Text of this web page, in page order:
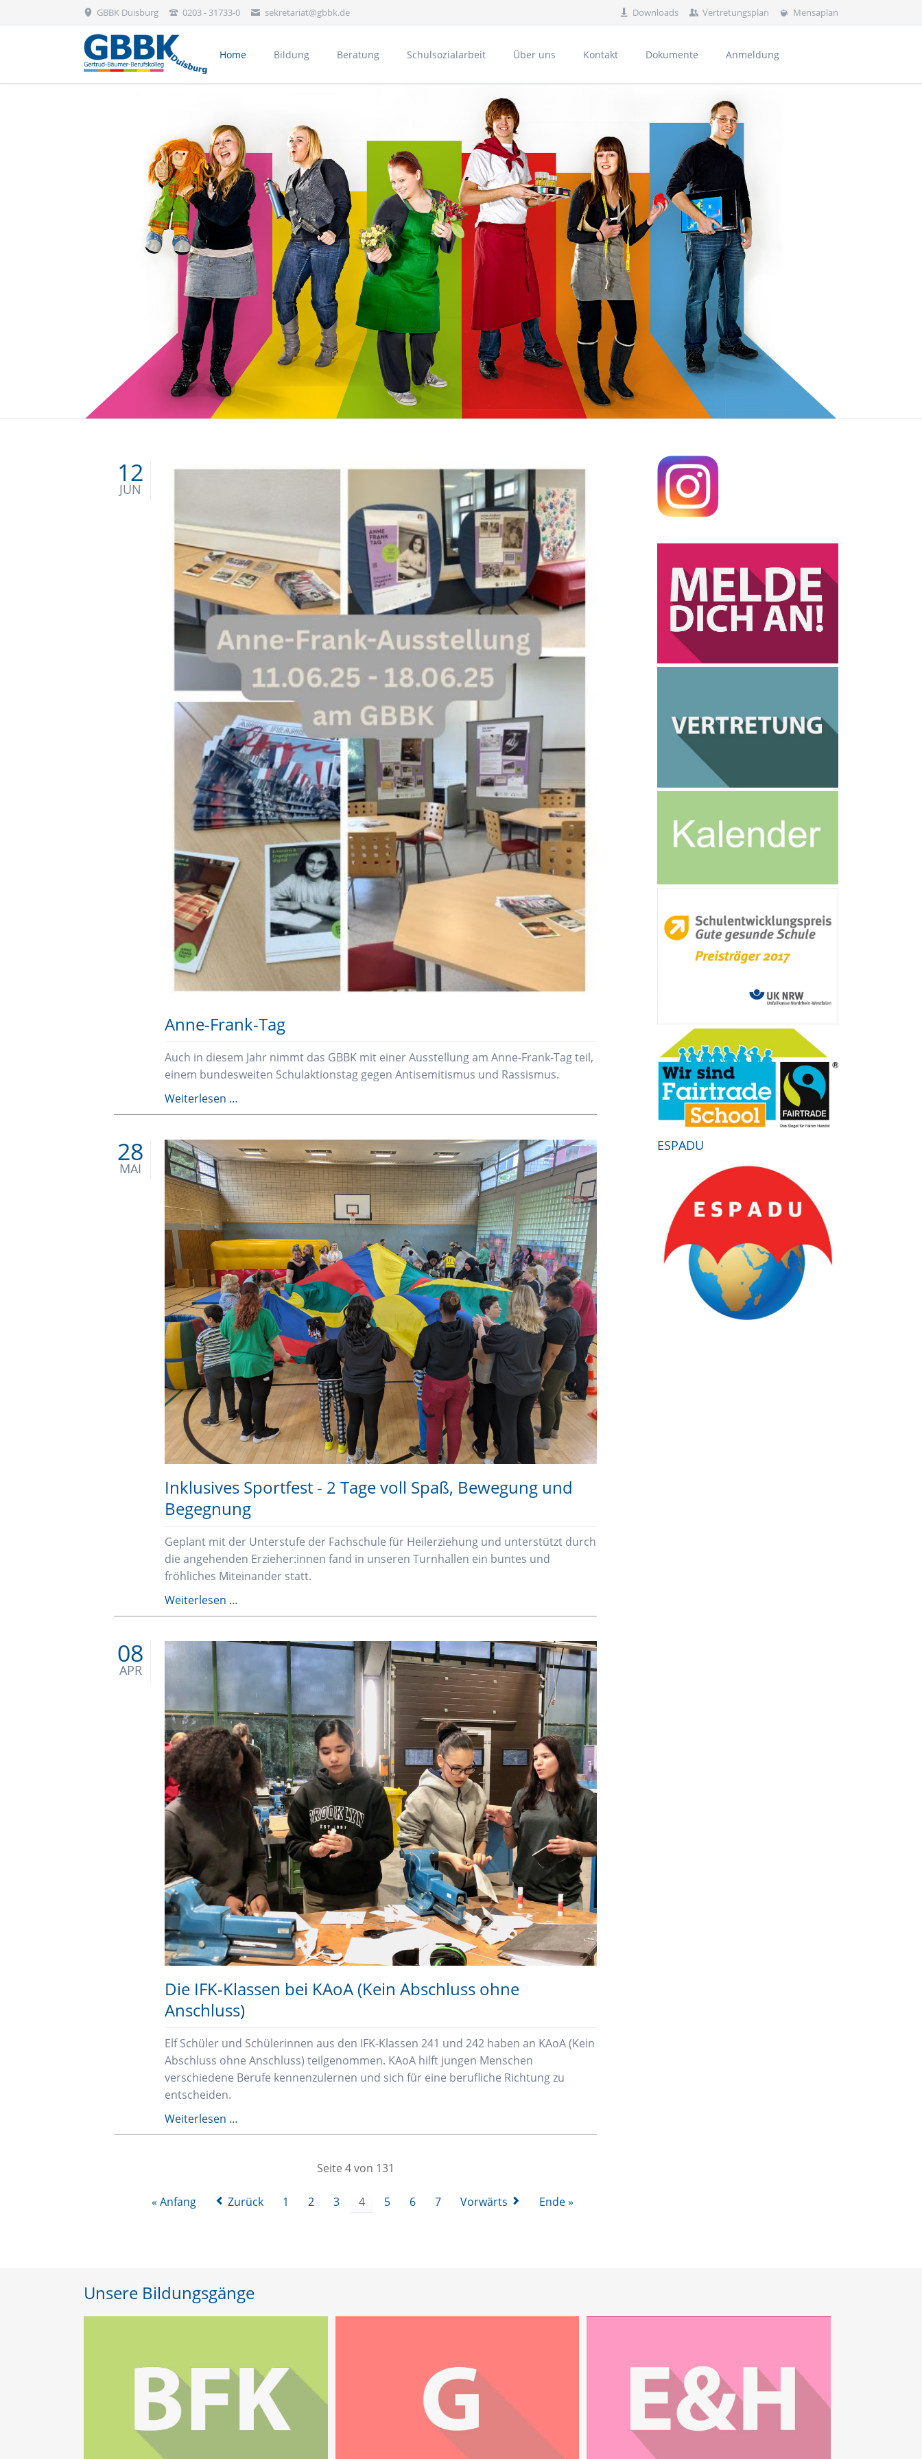
GBBK Duisburg 0203 - 31733-0 sekretariat@gbbk.de Downloads Vertretungsplan Mensaplan
Home Bildung
Bekleidungstechnische Assistenten
Friseure (Duale Ausbildung)
Floristen (Duale Ausbildung)
Aktivitäten
Zweijährige Berufsfachschule Fachrichtung:
Gesundheit und Soziales und FHR
Pharmazeutisch-kaufm. Angestellte - Duale
Ausbildung - (ggf. mit FHR)
Berufsfachschule Gesundheit, Erziehung und
Ernährung und Haushaltsorganisation
Ausbildungsvorbereitung
Zweijährige Berufsfachschule Fachrichtung:
Ernährung/Hauswirtschaft
Berufsfachschule für Ernährungs- und
Versorgungsmanagement
Sozialpflege
Staatlich geprüfte*r Sozialassistent*in
Staatlich geprüfte*r Sozialassistent*in,
Schwerpunkt Heilerziehung
Kinderpflegerin/Kinderpfleger
Erzieher/in (Fachschule praxisintegrierte
Ausbildung)
Berufl. Gymnasien und Fachoberschule
Hochschulreife / Gesundheit)
Berufliches Gymnasium (Allgemeine
Hochschulreife / Erziehungswissenschaften)
Beratung Schulsozialarbeit Über uns
Bücheraustauschregal
Schulpartnerschaft und Kontakte
Geplante Auslandspraktika
Absolvierte Auslandspraktika
Sonstige Auslandskontakte
Europass
Sprachfeststellungsprüfungen
Kontakt Dokumente Anmeldung
12
JUN
Anne-Frank-Tag
Auch in diesem Jahr nimmt das GBBK mit einer Ausstellung am Anne-Frank-Tag teil,
einem bundesweiten Schulaktionstag gegen Antisemitismus und Rassismus.
Weiterlesen …Anne-
Frank-
28
MAI
Inklusives Sportfest - 2 Tage voll Spaß, Bewegung und
Begegnung
Geplant mit der Unterstufe der Fachschule für Heilerziehung und unterstützt durch
die angehenden Erzieher:innen fand in unseren Turnhallen ein buntes und
fröhliches Miteinander statt.
Weiterlesen …Inklusives
Sportfest
Bewegung
und
Begegnung
08
APR
Die IFK-Klassen bei KAoA (Kein Abschluss ohne
Anschluss)
Elf Schüler und Schülerinnen aus den IFK-Klassen 241 und 242 haben an KAoA (Kein
Abschluss ohne Anschluss) teilgenommen. KAoA hilft jungen Menschen
verschiedene Berufe kennenzulernen und sich für eine berufliche Richtung zu
entscheiden.
Weiterlesen …Die
IFK-
(Kein
Seite 4 von 131
« Anfang Zurück 1 2 3 4 5 6 7 Vorwärts Ende »
ESPADU
Unsere Bildungsgänge